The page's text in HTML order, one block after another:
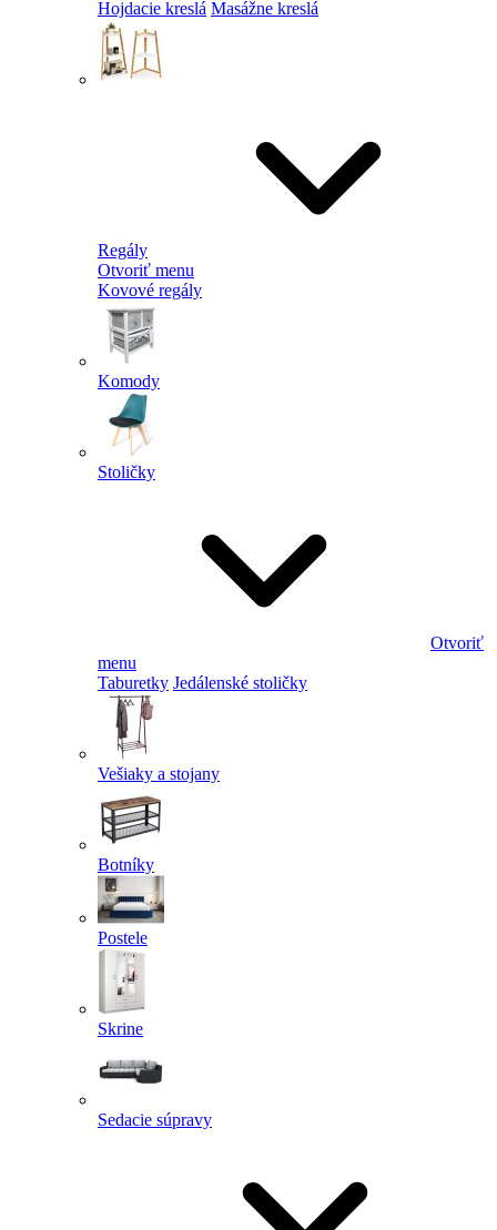
Hojdacie kreslá Masážne kreslá
Regály
Otvoriť menu
Kovové regály
Komody
Stoličky
Otvoriť
menu
Taburetky Jedálenské stoličky
Vešiaky a stojany
Botníky
Postele
Skrine
Sedacie súpravy